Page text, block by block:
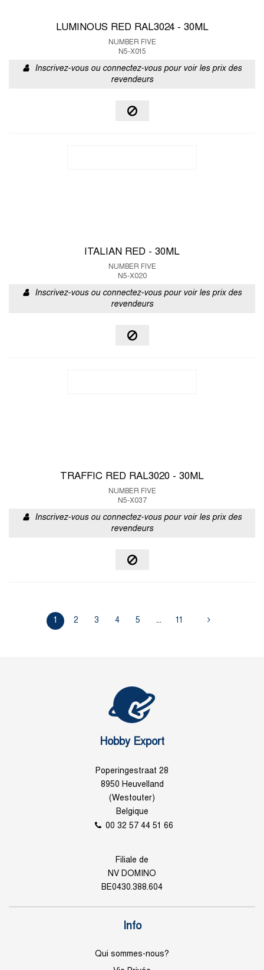
LUMINOUS RED RAL3024 - 30ML
NUMBER FIVE
N5-X015
Inscrivez-vous ou connectez-vous pour voir les prix des
revendeurs
ITALIAN RED - 30ML
NUMBER FIVE
N5-X020
Inscrivez-vous ou connectez-vous pour voir les prix des
revendeurs
TRAFFIC RED RAL3020 - 30ML
NUMBER FIVE
N5-X037
Inscrivez-vous ou connectez-vous pour voir les prix des
revendeurs
1 2 3 4 5 ... 11
Hobby Export
Poperingestraat 28
8950 Heuvelland
(Westouter)
Belgique
00 32 57 44 51 66
Filiale de
NV DOMINO
BE0430.388.604
Info
Qui sommes-nous?